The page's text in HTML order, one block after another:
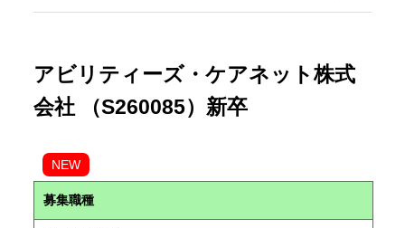
アビリティーズ・ケアネット株式
会社 （S260085）新卒
NEW
募集職種